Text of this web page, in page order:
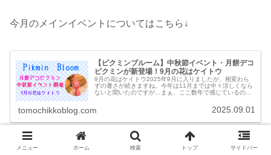
今月のメインイベントについてはこちら↓
【ピクミンブルーム】中秋節イベント・月餅デコ
ピクミンが新登場！9月の花はケイトウ
9月の花はケイトウ2025年9月に入りましたが、相変わら
ずの暑さが続きますね。今年は11月までは中々涼しくなら
ないと聞いたのですが…まぁ、ここ数年で感じているのは
tomochikkoblog.com 2025.09.01
9月20日時点の進捗状況と26日のコンプリート達成までに
メニュー ホーム 検索 トップ サイドバー